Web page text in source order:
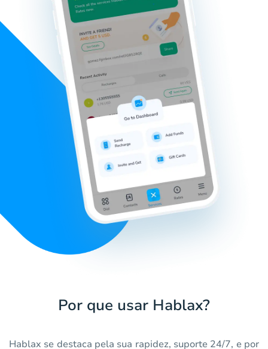
Por que usar Hablax?
Hablax se destaca pela sua rapidez, suporte 24/7, e por